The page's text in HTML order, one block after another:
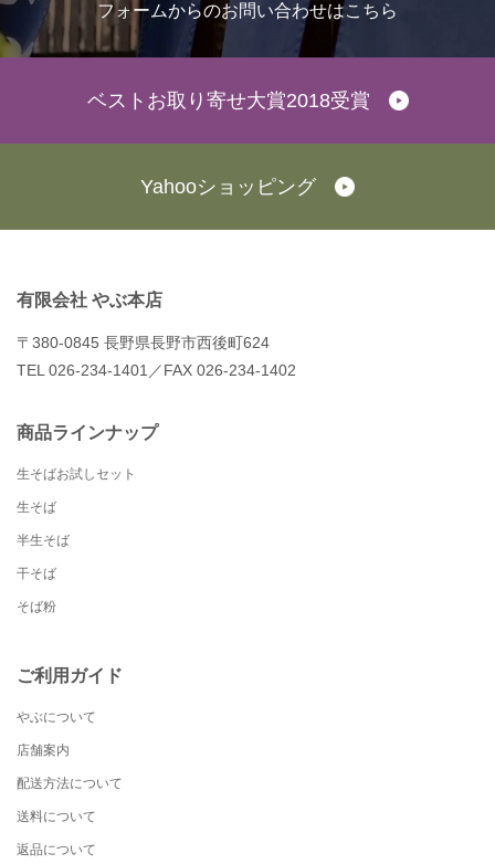
フォームからのお問い合わせはこちら
ベストお取り寄せ大賞2018受賞
Yahooショッピング
有限会社 やぶ本店
〒380-0845 長野県長野市西後町624
TEL 026-234-1401／FAX 026-234-1402
商品ラインナップ
生そばお試しセット
生そば
半生そば
干そば
そば粉
ご利用ガイド
やぶについて
店舗案内
配送方法について
送料について
返品について